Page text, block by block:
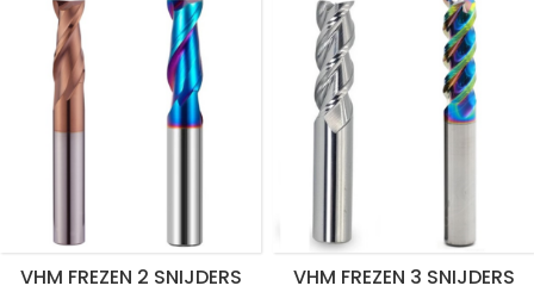
VHM FREZEN 2 SNIJDERS VHM FREZEN 3 SNIJDERS